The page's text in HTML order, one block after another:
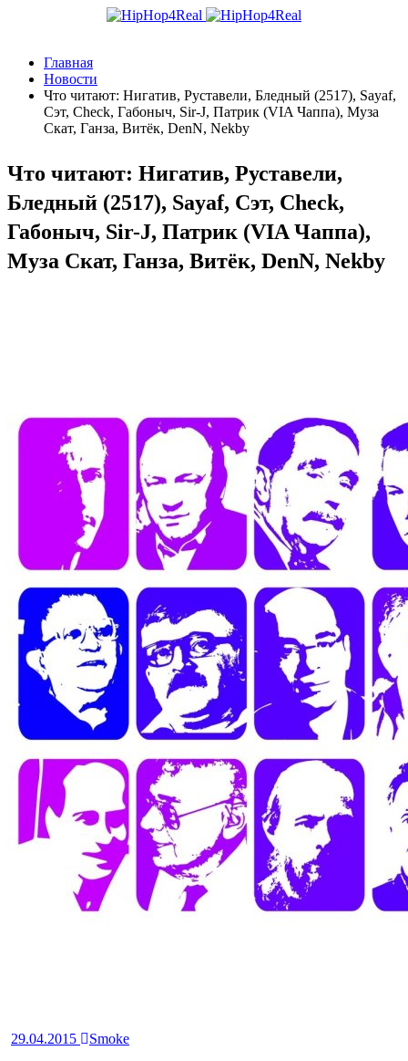
Главная
Новости
Что читают: Нигатив, Руставели, Бледный (2517), Sayaf,
Сэт, Check, Габоныч, Sir-J, Патрик (VIA Чаппа), Муза
Скат, Ганза, Витёк, DenN, Nekby
Что читают: Нигатив, Руставели,
Бледный (2517), Sayaf, Сэт, Check,
Габоныч, Sir-J, Патрик (VIA Чаппа),
Муза Скат, Ганза, Витёк, DenN, Nekby
29.04.2015
Smoke